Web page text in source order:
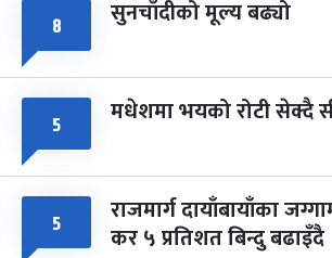
८ सुनचाँदीको मूल्य बढ्यो
५ मधेशमा भयको रोटी सेक्दै
५ राजमार्ग दायाँबायाँका
कर ५ प्रतिशत बिन्दु बढाइँदै